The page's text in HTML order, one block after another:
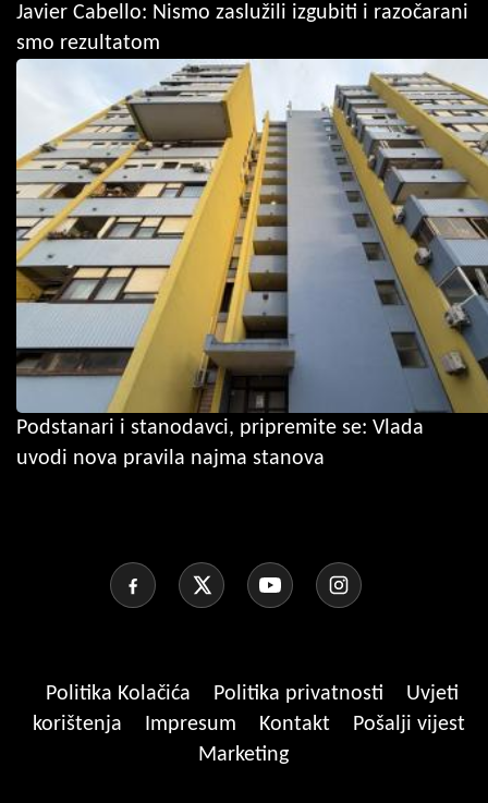
Javier Cabello: Nismo zaslužili izgubiti i razočarani
smo rezultatom
Podstanari i stanodavci, pripremite se: Vlada
uvodi nova pravila najma stanova
Politika Kolačića Politika privatnosti
Uvjeti
korištenja
Impresum Kontakt
Pošalji vijest
Marketing